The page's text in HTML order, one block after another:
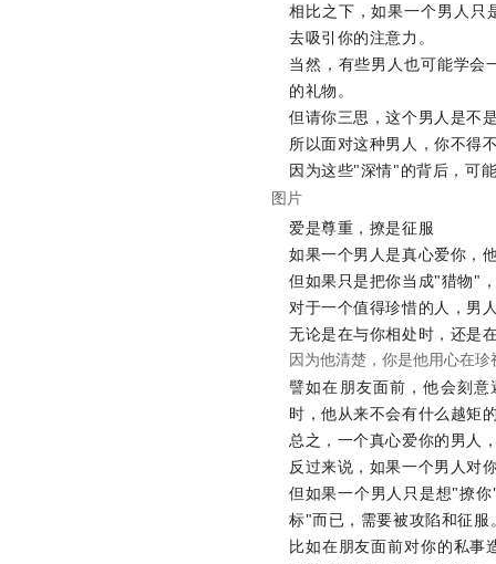
相比之下，如果一个男人只
去吸引你的注意力。
当然，有些男人也可能学会
的礼物。
但请你三思，这个男人是不
所以面对这种男人，你不得
因为这些"深情"的背后，可
图片
爱是尊重，撩是征服
如果一个男人是真心爱你，
但如果只是把你当成"猎物"
对于一个值得珍惜的人，男
无论是在与你相处时，还是
因为他清楚，你是他用心在
譬如在朋友面前，他会刻
时，他从来不会有什么越矩
总之，一个真心爱你的男人
反过来说，如果一个男人对
但如果一个男人只是想"撩
标"而已，需要被攻陷和征
比如在朋友面前对你的私事